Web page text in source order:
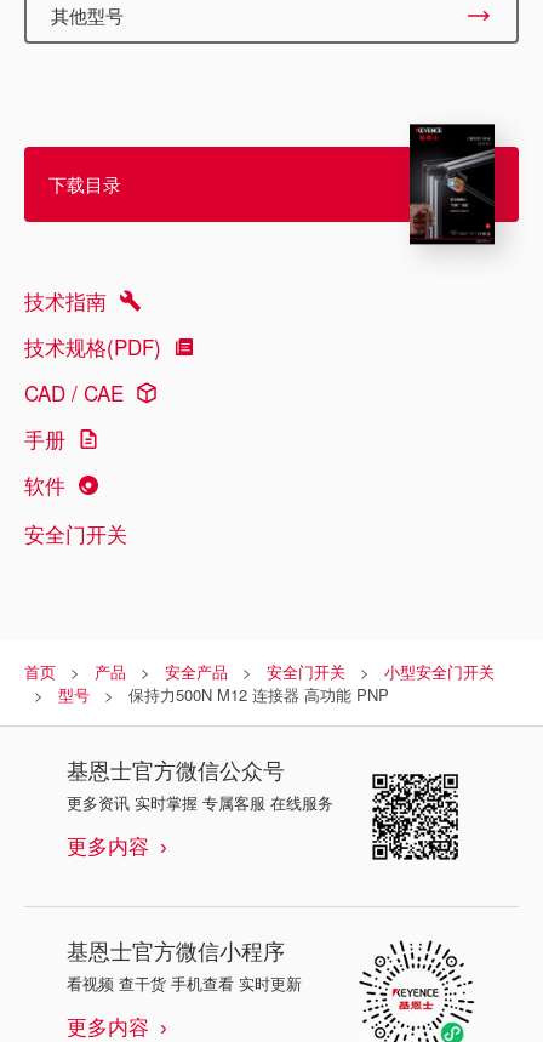
其他型号
下载目录
技术指南
技术规格(PDF)
CAD / CAE
手册
软件
安全门开关
首页 产品 安全产品 安全门开关
小型安全门开关
型号
保持力500N M12 连接器 高功能 PNP
基恩士官方微信公众号
更多资讯 实时掌握 专属客服 在线服务
更多内容
基恩士官方微信小程序
看视频 查干货 手机查看 实时更新
更多内容